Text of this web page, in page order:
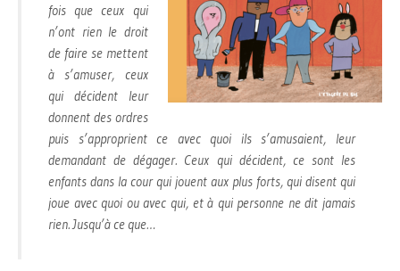
fois que ceux qui
n’ont rien le droit
de faire se mettent
à s’amuser, ceux
qui décident leur
donnent des ordres
puis s’approprient ce avec quoi ils s’amusaient, leur
demandant de dégager. Ceux qui décident, ce sont les
enfants dans la cour qui jouent aux plus forts, qui disent qui
joue avec quoi ou avec qui, et à qui personne ne dit jamais
rien. Jusqu’à ce que…